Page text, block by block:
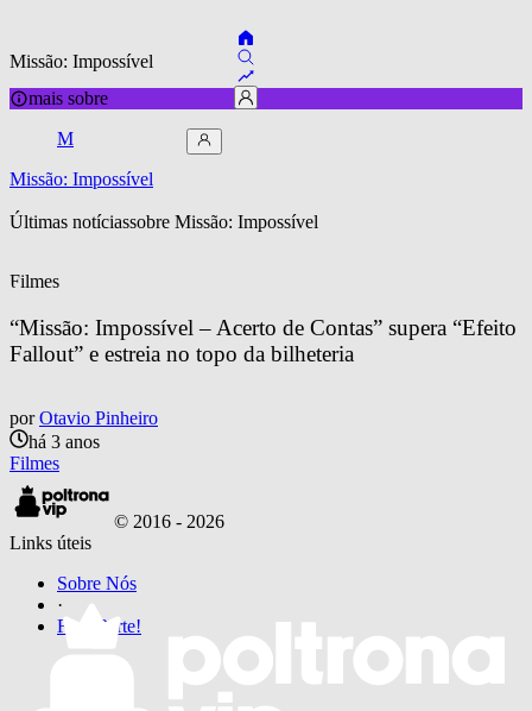
Missão: Impossível
mais sobre
M
Missão: Impossível
Últimas notíciassobre Missão: Impossível
Filmes
“Missão: Impossível – Acerto de Contas” supera “Efeito
Fallout” e estreia no topo da bilheteria
por Otavio Pinheiro
há 3 anos
Filmes
© 2016 - 2026
Links úteis
Sobre Nós
·
Faça Parte!